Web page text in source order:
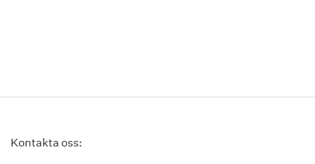
Kontakta oss: